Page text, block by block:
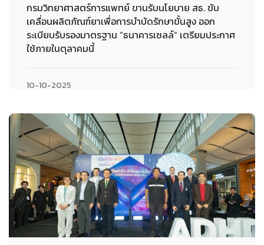
กรมวิทยาศาสตร์การแพทย์ ขานรับนโยบาย สธ. ขับ
เคลื่อนผลิตภัณฑ์ยาเพื่อการบำบัดรักษาขั้นสูง ออก
ระเบียบรับรองมาตรฐาน “ธนาคารเซลล์” เตรียมประกาศ
ใช้ภายในตุลาคมนี้
10-10-2025